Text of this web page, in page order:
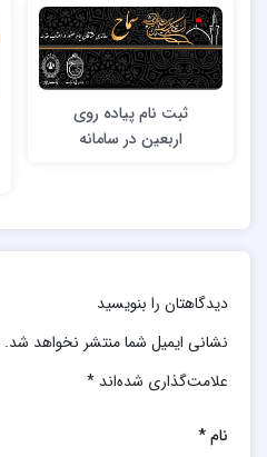
ثبت نام پیاده روی
اربعین در سامانه
دیدگاهتان را بنویسید
نشانی ایمیل شما منتشر نخواهد شد.
علامت‌گذاری شده‌اند *
نام*